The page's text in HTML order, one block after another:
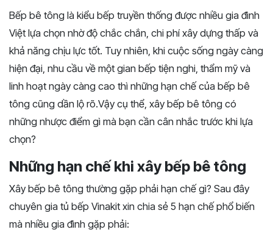
Bếp bê tông là kiểu bếp truyền thống được nhiều gia đình
Việt lựa chọn nhờđộ chắc chắn, chi phíxây dựng thấp và
khả năng chịu lực tốt. Tuy nhiên, khi cuộc sống ngày càng
hiện đại, nhu cầu về một gian bếp tiện nghi, thẩm mỹ và
linh hoạt ngày càng cao thì những hạn chế của bếp bê
tông cũng dần lộ rõ.Vậy cụ thể, xây bếp bê tông có
những nhược điểm gì mà bạn cần cân nhắc trước khi lựa
chọn?
Những hạn chế khi xây bếp bê tông
Xây bếp bê tông thường gặp phải hạn chế gì? Sau đây
chuyên gia tủ bếp Vinakit xin chia sẻ 5 hạn chế phổ biến
mà nhiều gia đình gặp phải: